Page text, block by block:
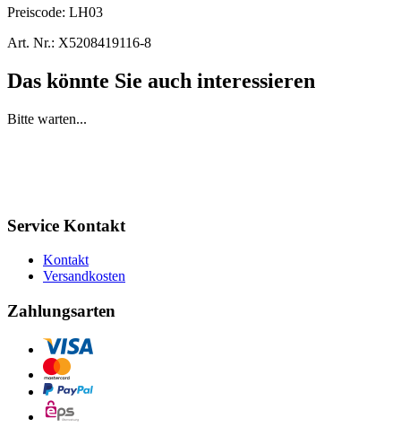
Preiscode: LH03
Art. Nr.: X5208419116-8
Das könnte Sie auch interessieren
Bitte warten...
Service Kontakt
Kontakt
Versandkosten
Zahlungsarten